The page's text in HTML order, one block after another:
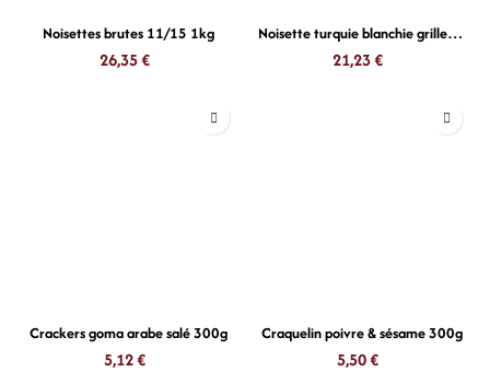
Noisettes brutes 11/15 1kg
26,35€
Noisette turquie blanchie grillee 1kg rans
21,23€
Crackers goma arabe salé 300g
5,12€
Craquelin poivre & sésame 300g
5,50€